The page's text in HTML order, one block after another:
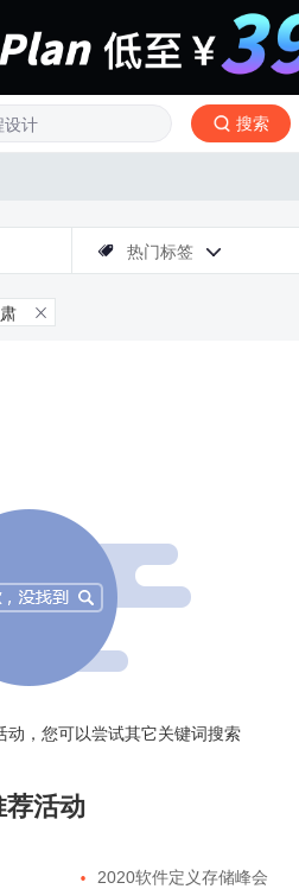
搜索
 热门标签 

动，您可以尝试其它关键词搜索
荐活动
 2020软件定义存储峰会